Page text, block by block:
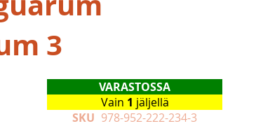
3
VARASTOSSA
Vain 1 jäljellä
SKU 978-952-222-234-3